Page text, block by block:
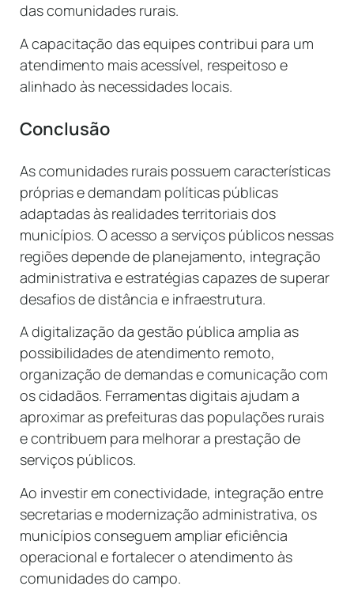
das comunidades rurais.
A capacitação das equipes contribui para um
atendimento mais acessível, respeitoso e
alinhado às necessidades locais.
Conclusão
As comunidades rurais possuem características
próprias e demandam políticas públicas
adaptadas às realidades territoriais dos
municípios. O acesso a serviços públicos nessas
regiões depende de planejamento, integração
administrativa e estratégias capazes de superar
desafios de distância e infraestrutura.
A digitalização da gestão pública amplia as
possibilidades de atendimento remoto,
organização de demandas e comunicação com
os cidadãos. Ferramentas digitais ajudam a
aproximar as prefeituras das populações rurais
e contribuem para melhorar a prestação de
serviços públicos.
Ao investir em conectividade, integração entre
secretarias e modernização administrativa, os
municípios conseguem ampliar eficiência
operacional e fortalecer o atendimento às
comunidades do campo.